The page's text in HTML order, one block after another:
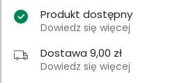
Produkt dostępny
Dowiedz się więcej
Dostawa 9,00 zł
Dowiedz się więcej